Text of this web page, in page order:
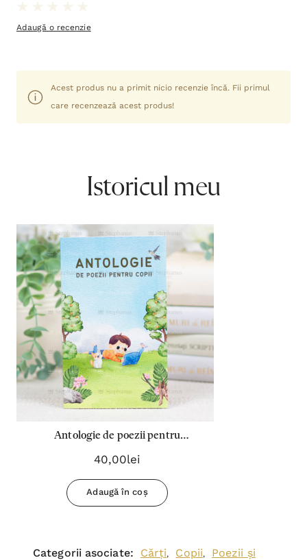
Adaugă o recenzie
Acest produs nu a primit nicio recenzie încă. Fii primul
care recenzează acest produs!
Istoricul meu
Antologie de poezii pentru
copii+semn carte
40,00lei
Adaugă în coș
Categorii asociate: Cărți, Copii,
Poezii și